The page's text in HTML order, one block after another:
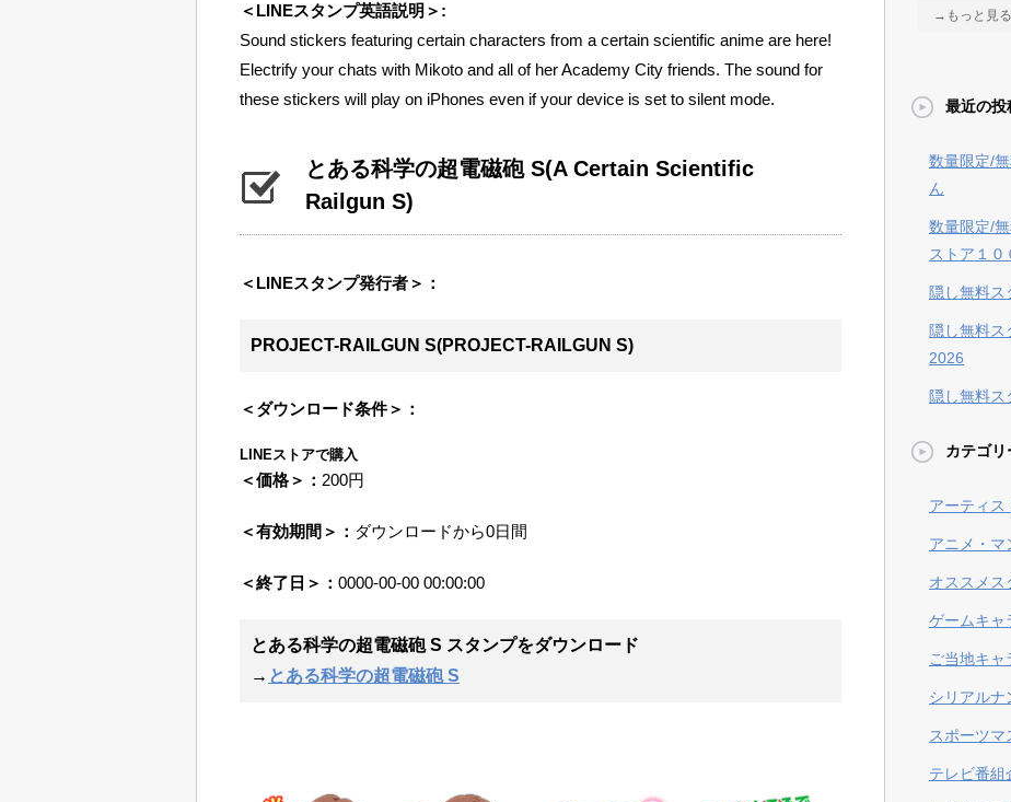
＜LINEスタンプ英語説明＞:
Sound stickers featuring certain characters from a certain scientific anime are here!
Electrify your chats with Mikoto and all of her Academy City friends. The sound for
these stickers will play on iPhones even if your device is set to silent mode.
とある科学の超電磁砲 S(A Certain Scientific
Railgun S)
＜LINEスタンプ発行者＞：
PROJECT-RAILGUN S(PROJECT-RAILGUN S)
＜ダウンロード条件＞：
LINEストアで購入
＜価格＞： 200円
＜有効期間＞： ダウンロードから0日間
＜終了日＞： 0000-00-00 00:00:00
とある科学の超電磁砲 S スタンプをダウンロード
→ とある科学の超電磁砲 S
→もっと見る
最近の投
数量限定/
ん
数量限定/
ストア１０
隠し無料ス
隠し無料ス
2026
隠し無料ス
カテゴリ
アーティス
アニメ・マ
オススメス
ゲームキャ
ご当地キ
シリアルナ
スポーツ
テレビ番組